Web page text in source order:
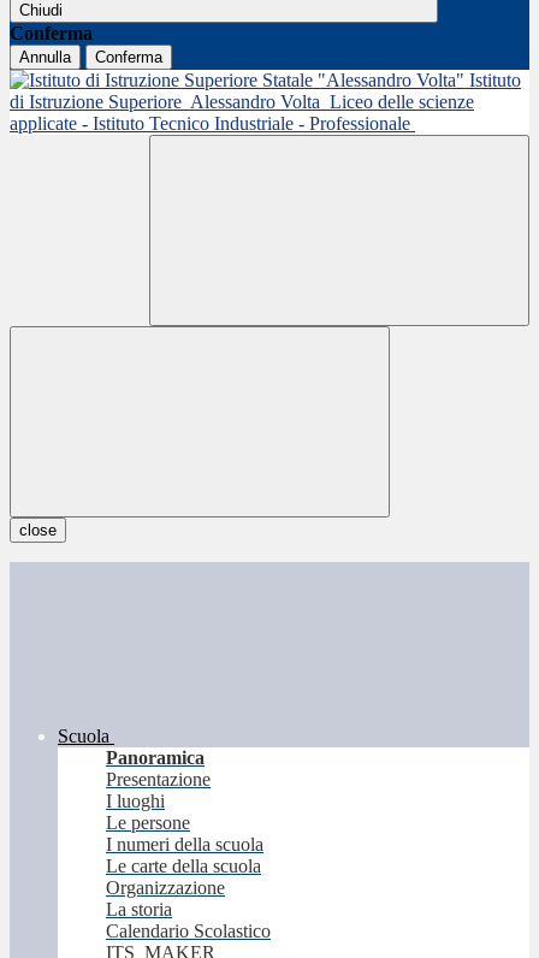
Chiudi
Conferma
Annulla Conferma
Istituto
di Istruzione Superiore Alessandro Volta Liceo delle scienze
applicate - Istituto Tecnico Industriale - Professionale
close
Scuola
Panoramica
Presentazione
I luoghi
Le persone
I numeri della scuola
Le carte della scuola
Organizzazione
La storia
Calendario Scolastico
ITS_MAKER